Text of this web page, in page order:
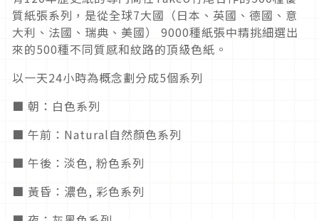
質紙張系列，是從全球7大國（日本、英國、德國、意
大利、法國、瑞典、美國） 9000種紙張中精挑細選出
來的500種不同質感和紋路的頂級色紙。
以一天24小時為概念劃分成5個系列
■ 朝：白色系列
■ 午前：Natural自然顏色系列
■ 午後：淡色, 粉色系列
■ 黃昏：濃色, 彩色系列